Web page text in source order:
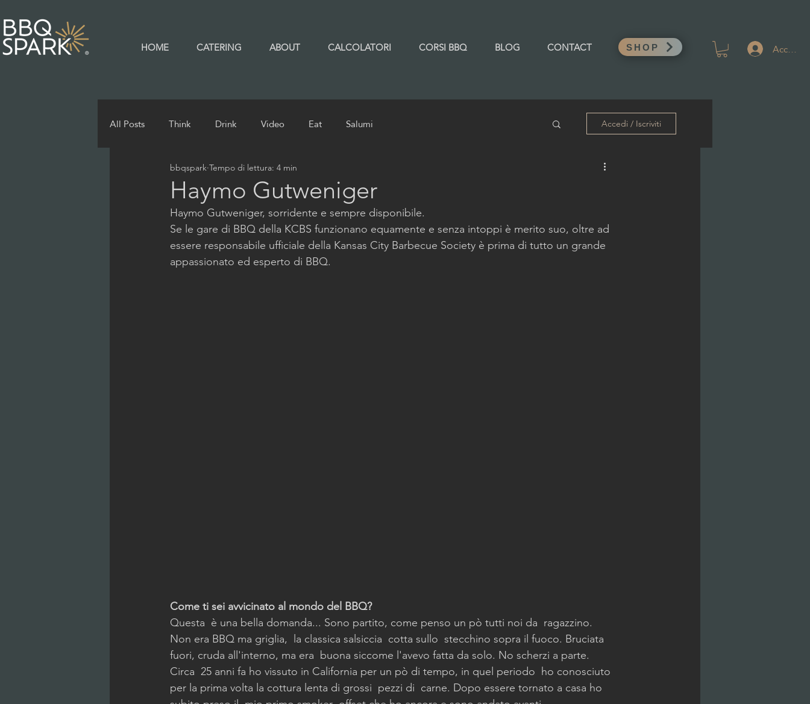
HOME CATERING ABOUT CALCOLATORI CORSI BBQ BLOG CONTACT SHOP Accedi
All Posts Think Drink Video Eat Salumi Accedi / Iscriviti
Haymo Gutweniger
bbqspark Tempo di lettura: 4 min
Haymo Gutweniger, sorridente e sempre disponibile.
Se le gare di BBQ della KCBS funzionano equamente e senza intoppi è merito suo, oltre ad
essere responsabile ufficiale della Kansas City Barbecue Society è prima di tutto un grande
appassionato ed esperto di BBQ.
Come ti sei avvicinato al mondo del BBQ?
Questa  è una bella domanda... Sono partito, come penso un pò tutti noi da  ragazzino.
Non era BBQ ma griglia,  la classica salsiccia  cotta sullo  stecchino sopra il fuoco. Bruciata
fuori, cruda all'interno, ma era  buona siccome l'avevo fatta da solo. No scherzi a parte.
Circa  25 anni fa ho vissuto in California per un pò di tempo, in quel periodo  ho conosciuto
per la prima volta la cottura lenta di grossi  pezzi di  carne. Dopo essere tornato a casa ho